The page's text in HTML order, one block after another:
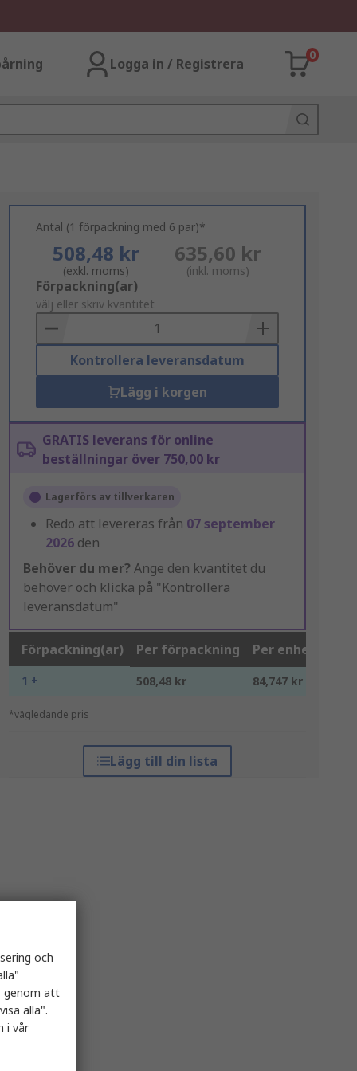
Logga in / Registrera
0
Antal (1 förpackning med 6 par)*
508,48 kr
(exkl. moms)
635,60 kr
(inkl. moms)
Add
to
Basket
Förpackning(ar)
välj eller skriv kvantitet
Kontrollera leveransdatum
Lägg i korgen
GRATIS leverans för online
beställningar över 750,00 kr
Lagerförs av tillverkaren
Redo att levereras från 07 september
2026 den
Behöver du mer? Ange den kvantitet du
behöver och klicka på "Kontrollera
leveransdatum"
Förpackning(ar) Per förpackning Per enhet*
1 + 508,48 kr 84,747 kr
*vägledande pris
Lägg till din lista
och
genom att
alla".
i vår